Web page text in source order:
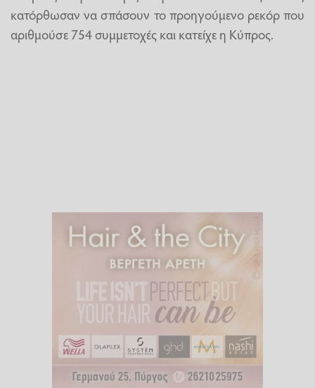
κατόρθωσαν να σπάσουν το προηγούμενο ρεκόρ που
αριθμούσε 754 συμμετοχές και κατείχε η Κύπρος.